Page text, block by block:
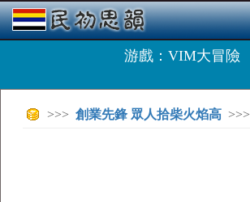
游戲：VIM大冒險
>>> 創業先鋒 眾人拾柴火焰高 >>>